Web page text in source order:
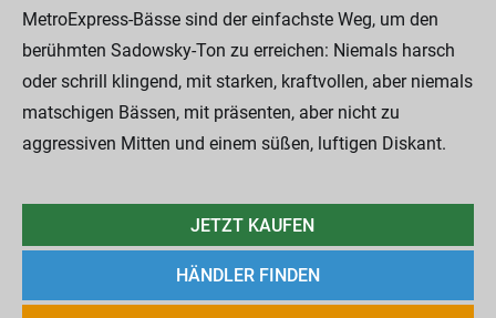
MetroExpress-Bässe sind der einfachste Weg, um den
berühmten Sadowsky-Ton zu erreichen: Niemals harsch
oder schrill klingend, mit starken, kraftvollen, aber niemals
matschigen Bässen, mit präsenten, aber nicht zu
aggressiven Mitten und einem süßen, luftigen Diskant.
JETZT KAUFEN
HÄNDLER FINDEN